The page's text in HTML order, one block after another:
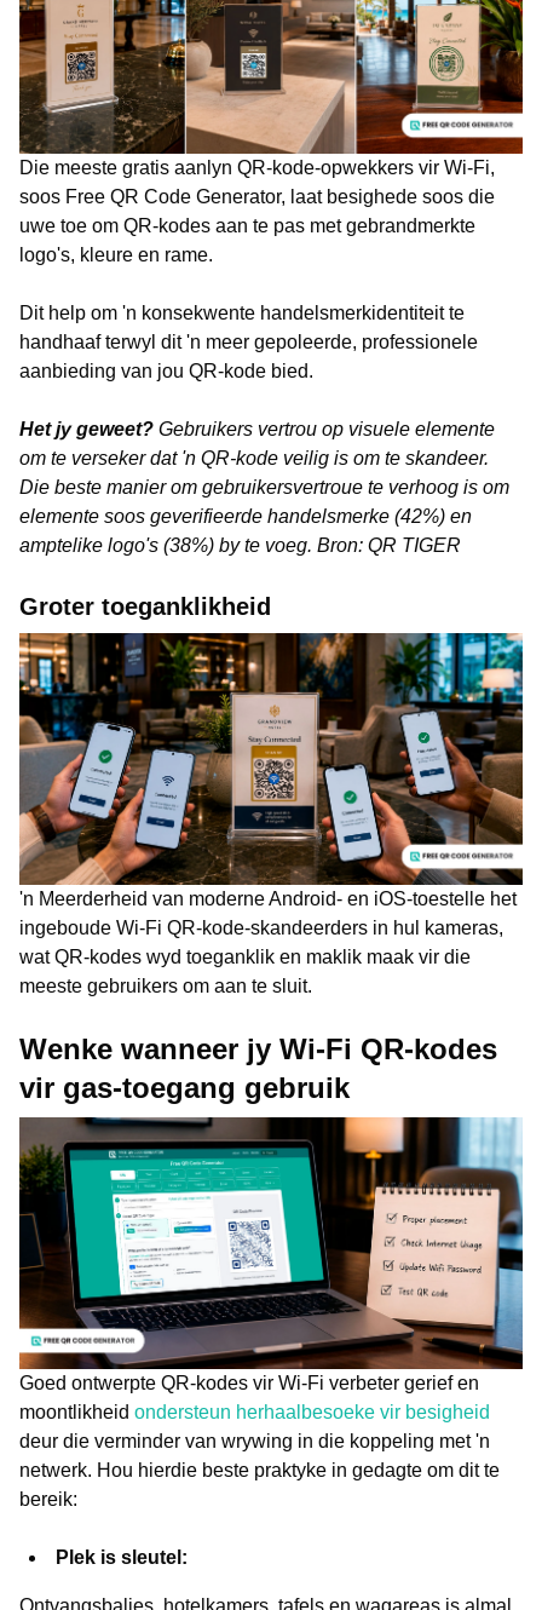
Die meeste gratis aanlyn QR-kode-opwekkers vir Wi-Fi,
soos Free QR Code Generator, laat besighede soos die
uwe toe om QR-kodes aan te pas met gebrandmerkte
logo's, kleure en rame.
Dit help om 'n konsekwente handelsmerkidentiteit te
handhaaf terwyl dit 'n meer gepoleerde, professionele
aanbieding van jou QR-kode bied.
Het jy geweet? Gebruikers vertrou op visuele elemente
om te verseker dat 'n QR-kode veilig is om te skandeer.
Die beste manier om gebruikersvertroue te verhoog is om
elemente soos geverifieerde handelsmerke (42%) en
amptelike logo's (38%) by te voeg. Bron: QR TIGER
Groter toeganklikheid
'n Meerderheid van moderne Android- en iOS-toestelle het
ingeboude Wi-Fi QR-kode-skandeerders in hul kameras,
wat QR-kodes wyd toeganklik en maklik maak vir die
meeste gebruikers om aan te sluit.
Wenke wanneer jy Wi-Fi QR-kodes
vir gas-toegang gebruik
Goed ontwerpte QR-kodes vir Wi-Fi verbeter gerief en
moontlikheid ondersteun herhaalbesoeke vir besigheid
deur die verminder van wrywing in die koppeling met 'n
netwerk. Hou hierdie beste praktyke in gedagte om dit te
bereik:
Plek is sleutel:
Ontvangsbalies, hotelkamers, tafels en wagareas is almal